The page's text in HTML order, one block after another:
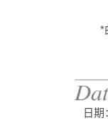
*
日期